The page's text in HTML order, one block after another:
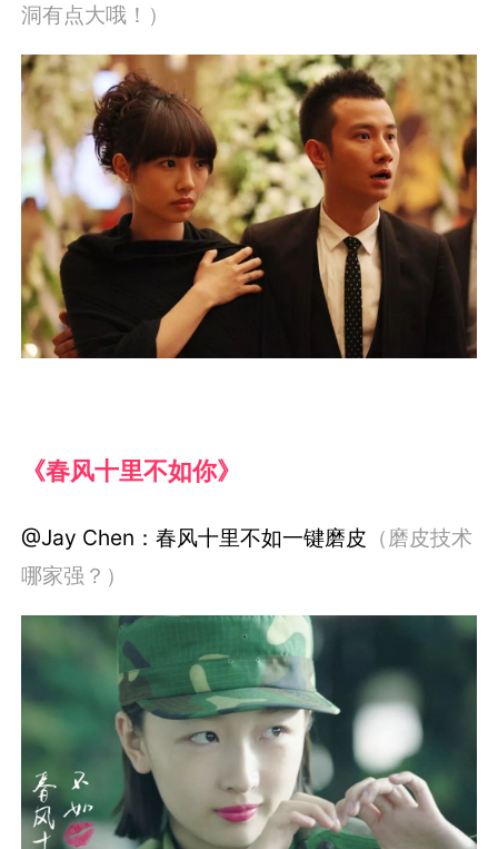
洞有点大哦！）
《春风十里不如你》
@Jay Chen：春风十里不如一键磨皮 （磨皮技术
哪家强？）